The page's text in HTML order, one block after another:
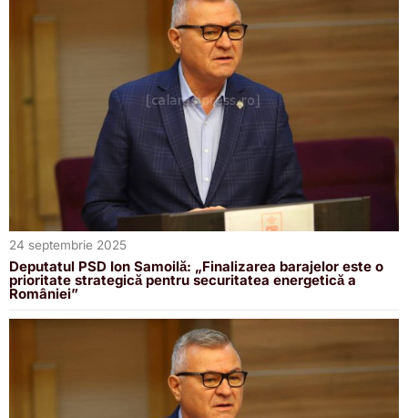
24 septembrie 2025
Deputatul PSD Ion Samoilă: „Finalizarea barajelor este o
prioritate strategică pentru securitatea energetică a
României”